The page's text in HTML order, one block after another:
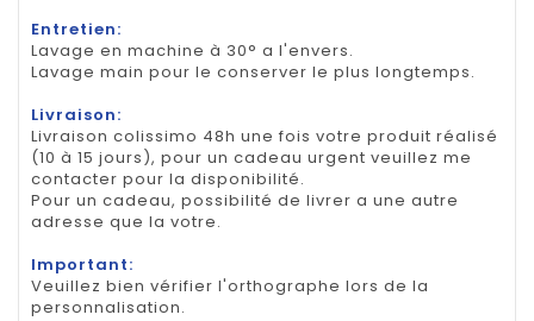
Entretien:
Lavage en machine à 30° a l'envers.
Lavage main pour le conserver le plus longtemps.
Livraison:
Livraison colissimo 48h une fois votre produit réalisé
(10 à 15 jours), pour un cadeau urgent veuillez me
contacter pour la disponibilité.
Pour un cadeau, possibilité de livrer a une autre
adresse que la votre.
Important:
Veuillez bien vérifier l'orthographe lors de la
personnalisation.